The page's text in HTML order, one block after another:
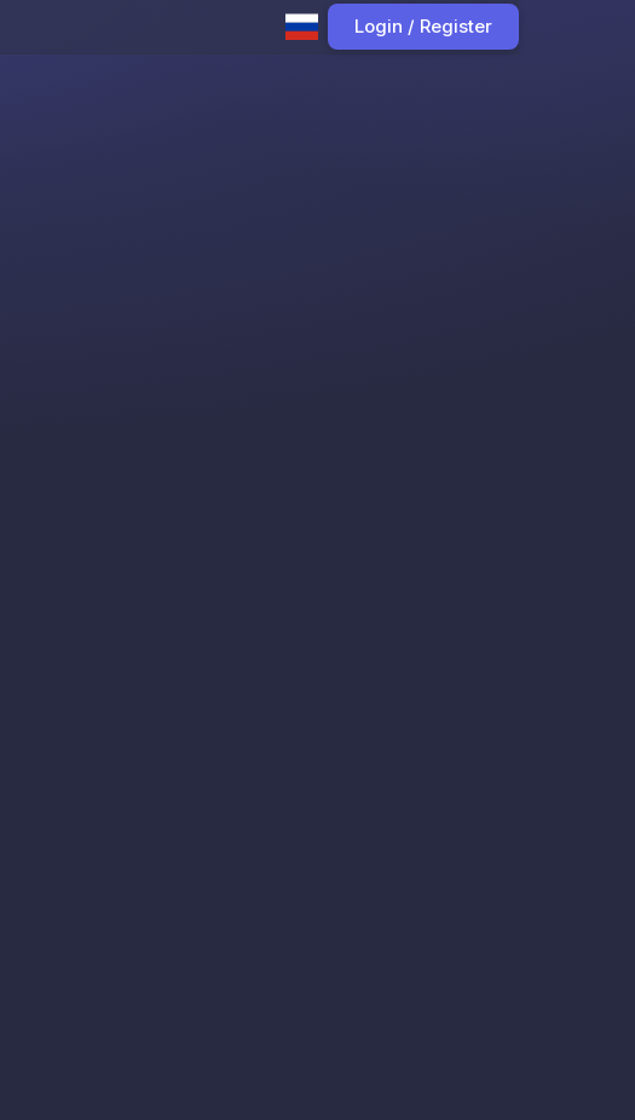
Login / Register